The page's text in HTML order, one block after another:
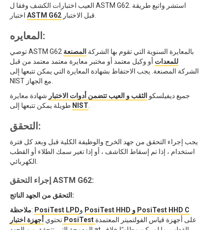
العيب اختبارات الكشف وفقا ل ASTM G62. استشر واتبع طريقة
ASTM G62
المعايره:
توصي ASTM G62 بالمعايرة السنوية التي تقوم بها الشركة المصنعة
للمعدات أو وكيل معتمد أو مختبر معايرة معتمد معتمد من قبل
الشركة المصنعة. يجب الاحتفاظ بشهادة المعايرة التي يمكن تتبعها إلى
جميع ديفيلسكو الثقب و العيب تتضمن أدوات الاختبار شهادة معايرة
NIST
التحقق:
يجب إجراء التحقق من جهد الخرج والوظيفة الكلية قبل وبعد كل فترة
استخدام ، إذا تم إسقاط الكاشف ، أو إذا تغير سمك الطلاء أو القطب
إجراء التحقق ASTM G62:
التحقق من الجهد الناتج:
ملاحظة: PosiTest LPD
PosiTest HHD و PosiTest HHD C
تحتوي أجهزة اختبار PosiTest على أجهزة قياس الفولتميتر المعتمدة